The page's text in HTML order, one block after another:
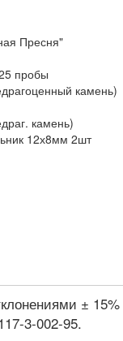
Пресня"
пробы
камень)
камень)
12х8мм 2шт
± 15%
3-002-95.